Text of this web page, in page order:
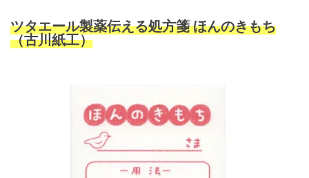
ツタエール製薬伝える処方箋 ほんのきもち
（古川紙工）